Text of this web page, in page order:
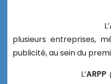
L’
plusieurs entreprises,
publicité, au sein du
L’ARPP